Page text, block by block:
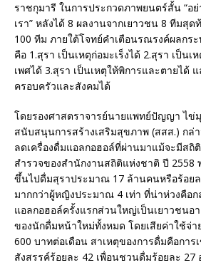
ราชกุมารี ในการประกวดภาพยนตร์สั้น “อ
เรา” หลังได้ 8 ผลงานจากเยาวชน 8 ทีมสุด
100 ทีม ภายใต้โจทย์คำเตือนรณรงค์ผลกร
คือ 1.สุรา เป็นเหตุก่อมะเร็งได้ 2.สุรา เป็นเ
เพศได้ 3.สุรา เป็นเหตุให้พิการและตายได้
ครอบครัวและสังคมได้
โดยรองศาสตราจารย์นายแพทย์ปัญญา ไข่
สนับสนุนการสร้างเสริมสุขภาพ (สสส.) กล่
ลดเครื่องดื่มแอลกอฮอล์ที่ผ่านมาแม้จะมีสถิ
สำรวจของสำนักงานสถิติแห่งชาติ ปี 2558
ขึ้นไปดื่มสุราประมาณ 17 ล้านคนหรือร้อย
มากกว่าผู้หญิงประมาณ 4 เท่า ที่น่าห่วงคือก
แอลกอฮอล์ครั้งแรกส่วนใหญ่เป็นเยาวชนอ
ของนักดื่มหน้าใหม่ทั้งหมด โดยเสียค่าใช้จ่า
600 บาทต่อเดือน สาเหตุของการดื่มคือการ
สังสรรค์ร้อยละ 42 เพื่อนชวนดื่มร้อยละ 27